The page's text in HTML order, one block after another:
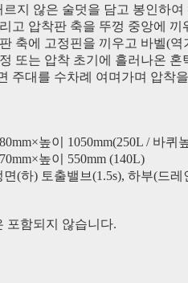
지 않은 술덧을 담고 봉인하여
고 압착판 축을 뚜껑 중앙에 끼
축에 고정핀을 끼우고 바벨(역
또는 압착 초기에 흘러나온 혼
주대를 수차례 여며가며 압착
×높이 1050mm(250L / 바퀴
×높이 550mm (140L)
(하) 토출밸브(1.5s), 하부(드레
포함되지 않습니다.